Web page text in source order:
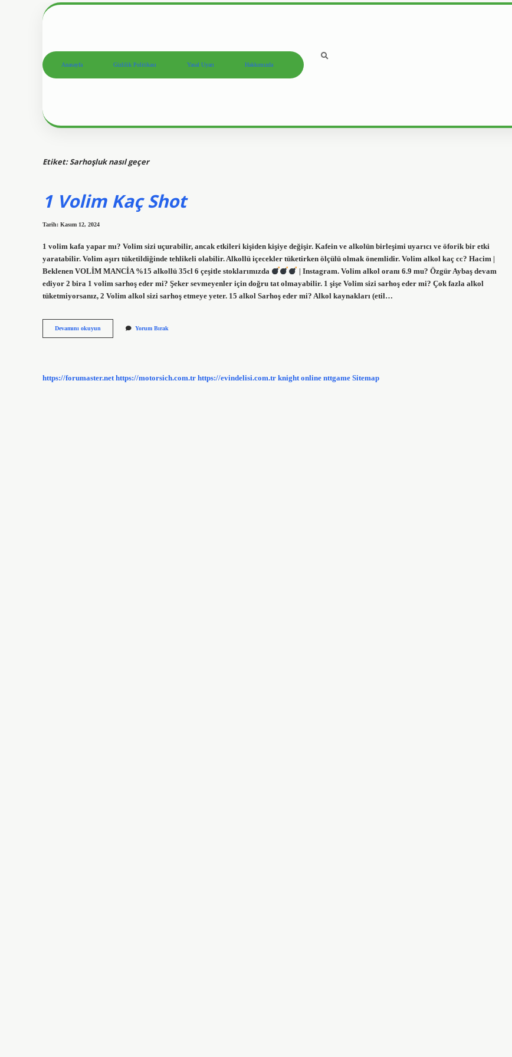
Anasayfa Gizlilik Politikası Yasal Uyarı Hakkımızda
Etiket:Sarhoşluk nasıl geçer
1 Volim Kaç Shot
Tarih: Kasım 12, 2024
1 volim kafa yapar mı? Volim sizi uçurabilir, ancak etkileri kişiden kişiye değişir. Kafein ve alkolün birleşimi uyarıcı ve öforik bir etki
yaratabilir. Volim aşırı tüketildiğinde tehlikeli olabilir. Alkollü içecekler tüketirken ölçülü olmak önemlidir. Volim alkol kaç cc? Hacim |
Beklenen VOLİM MANCİA %15 alkollü 35cl 6 çeşitle stoklarımızda
| Instagram. Volim alkol oranı 6.9 mu? Özgür Aybaş devam
ediyor 2 bira 1 volim sarhoş eder mi? Şeker sevmeyenler için doğru tat olmayabilir. 1 şişe Volim sizi sarhoş eder mi? Çok fazla alkol
tüketmiyorsanız, 2 Volim alkol sizi sarhoş etmeye yeter. 15 alkol Sarhoş eder mi? Alkol kaynakları (etil…
Devamını okuyun
Volim
Yorum Bırak
https://forumaster.net https://motorsich.com.tr https://evindelisi.com.tr knight online nttgame Sitemap